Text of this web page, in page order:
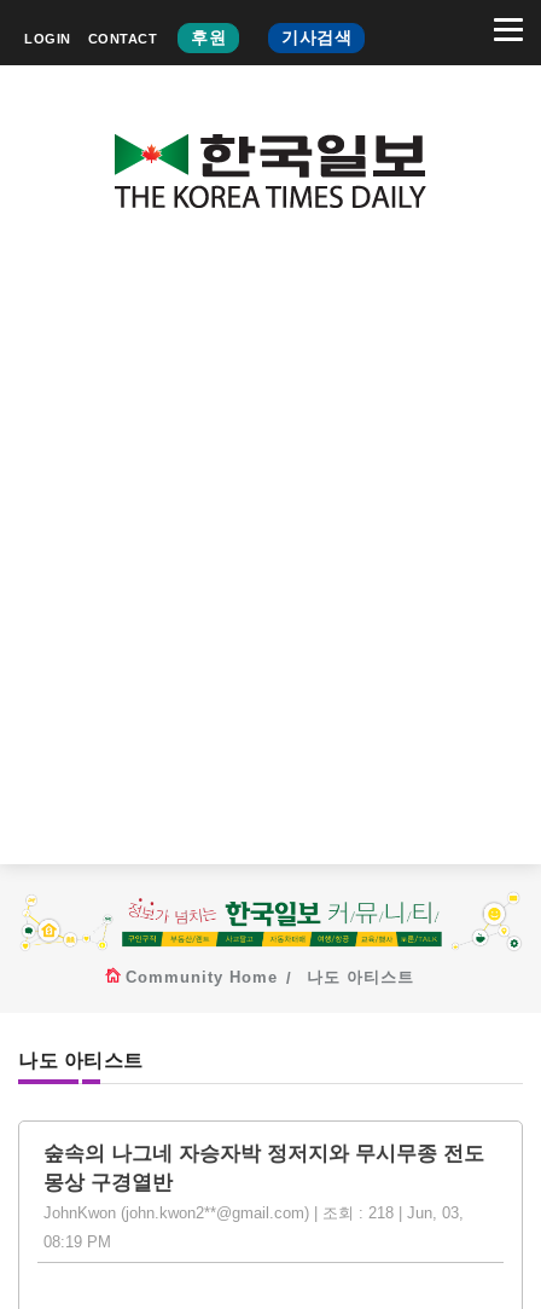
LOGIN CONTACT 후원 기사검색
Community Home 나도 아티스트
나도 아티스트
숲속의 나그네 자승자박 정저지와 무시무종 전도
몽상 구경열반
JohnKwon (john.kwon2**@gmail.com) | 조회 : 218 | Jun, 03,
08:19 PM